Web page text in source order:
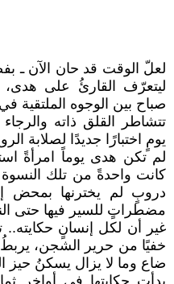
لعلّ الوقت قد حان الآن ـ
ليتعرّف القارئُ على
صباح بين الوجوه الملتقية
تتشاطر القلق ذاته
يومٍ اختبارًا جديدًا لصلابة
لم تكن هدى يوماً امرأةً
كانت واحدةً من تلك النسوة
دروبٍ لم يخترنها بمحض
مضطراتٍ للسير فيها حتى
غير أن لكل إنسانٍ حكايته..
خفيًا من حرير الشجن، يربطُ
ضاع وما لا يزال يسكنُ حيز